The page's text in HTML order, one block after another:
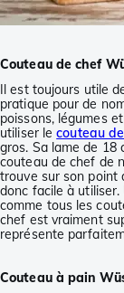
Couteau de chef
Il est toujours utile
pratique pour de
poissons, légumes
utiliser lecouteau
gros. Sa lame de 18
couteau de chef de
trouve sur son point
donc facile à
comme tous les
chef est vraiment
représente
Couteau à pain